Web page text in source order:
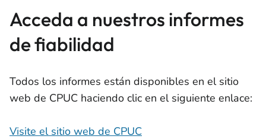
Acceda a nuestros informes
de fiabilidad
Todos los informes están disponibles en el sitio
web de CPUC haciendo clic en el siguiente enlace:
Visite el sitio web de CPUC